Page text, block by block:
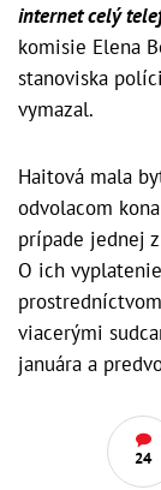
internet celý
komisie Elena
stanoviska
vymazal.
Haitová mala
odvolacom
prípade jednej
O ich
viacerými
januára a
24